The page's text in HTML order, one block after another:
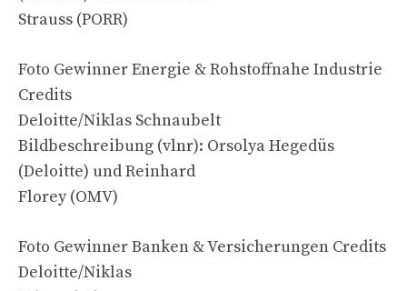
Strauss (PORR)
Foto Gewinner Energie & Rohstoffnahe Industrie
Credits
Deloitte/Niklas Schnaubelt
Bildbeschreibung (vlnr): Orsolya Hegedüs
(Deloitte) und Reinhard
Florey (OMV)
Foto Gewinner Banken & Versicherungen Credits
Deloitte/Niklas